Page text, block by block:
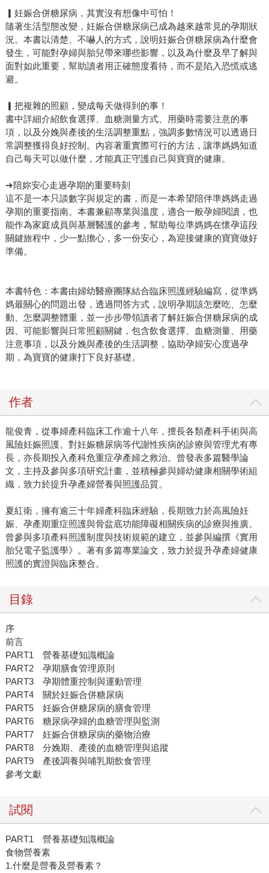
▎妊娠合併糖尿病，其實沒有想像中可怕！
隨著生活型態改變，妊娠合併糖尿病已成為越來越常見的孕期狀
況。本書以清楚、不嚇人的方式，說明妊娠合併糖尿病為什麼會
發生，可能對孕婦與胎兒帶來哪些影響，以及為什麼及早了解與
面對如此重要，幫助讀者用正確態度看待，而不是陷入恐慌或逃
避。
▎把複雜的照顧，變成每天做得到的事！
書中詳細介紹飲食選擇、血糖測量方式、用藥時需要注意的事
項，以及分娩與產後的生活調整重點，強調多數情況可以透過日
常調整獲得良好控制。內容著重實際可行的方法，讓準媽媽知道
自己每天可以做什麼，才能真正守護自己與寶寶的健康。
➔陪妳安心走過孕期的重要時刻
這不是一本只談數字與規定的書，而是一本希望陪伴準媽媽走過
孕期的重要指南。本書兼顧專業與溫度，適合一般孕婦閱讀，也
能作為家庭成員與基層醫護的參考，幫助每位準媽媽在懷孕這段
關鍵旅程中，少一點擔心，多一份安心，為迎接健康的寶寶做好
準備。
本書特色：本書由婦幼醫療團隊結合臨床照護經驗編寫，從準媽
媽最關心的問題出發，透過問答方式，說明孕期該怎麼吃、怎麼
動、怎麼調整體重，並一步步帶領讀者了解妊娠合併糖尿病的成
因、可能影響與日常照顧關鍵，包含飲食選擇、血糖測量、用藥
注意事項，以及分娩與產後的生活調整，協助孕婦安心度過孕
期，為寶寶的健康打下良好基礎。
作者
龍俊青，從事婦產科臨床工作逾十八年，擅長各類產科手術與高
風險妊娠照護。對妊娠糖尿病等代謝性疾病的診療與管理尤有專
長，亦長期投入產科危重症孕產婦之救治。曾發表多篇醫學論
文，主持及參與多項研究計畫，並積極參與婦幼健康相關學術組
織，致力於提升孕產婦營養與照護品質。
夏紅衛，擁有逾三十年婦產科臨床經驗，長期致力於高風險妊
娠、孕產期重症照護與骨盆底功能障礙相關疾病的診療與推廣。
曾參與多項產科照護制度與技術規範的建立，並參與編撰《實用
胎兒電子監護學》。著有多篇專業論文，致力於提升孕產婦健康
照護的實證與臨床整合。
目錄
序
前言
PART1 營養基礎知識概論
PART2 孕期膳食管理原則
PART3 孕期體重控制與運動管理
PART4 關於妊娠合併糖尿病
PART5 妊娠合併糖尿病的膳食管理
PART6 糖尿病孕婦的血糖管理與監測
PART7 妊娠合併糖尿病的藥物治療
PART8 分娩期、產後的血糖管理與追蹤
PART9 產後調養與哺乳期飲食管理
參考文獻
試閱
PART1 營養基礎知識概論
食物營養素
1.什麼是營養及營養素？